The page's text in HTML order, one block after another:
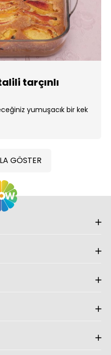
tarçınlı
yumuşacık bir kek
GÖSTER